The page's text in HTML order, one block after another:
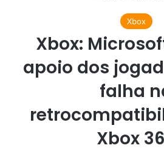
Xbox
Xbox:
apoio dos
falha
Xbox